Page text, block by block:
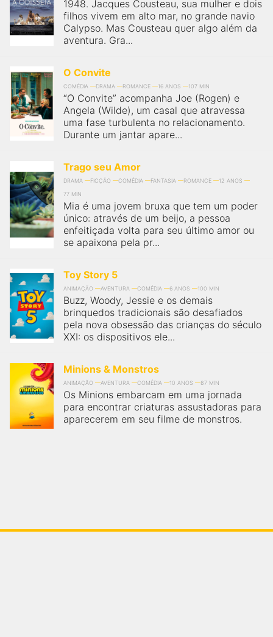
1948. Jacques Cousteau, sua mulher e dois
filhos vivem em alto mar, no grande navio
Calypso. Mas Cousteau quer algo além da
aventura. Gra...
O Convite
COMÉDIA DRAMA ROMANCE 16 ANOS 107 MIN
“O Convite” acompanha Joe (Rogen) e
Angela (Wilde), um casal que atravessa
uma fase turbulenta no relacionamento.
Durante um jantar apare...
Trago seu Amor
DRAMA FICÇÃO COMÉDIA FANTASIA ROMANCE
12 ANOS
77 MIN
Mia é uma jovem bruxa que tem um poder
único: através de um beijo, a pessoa
enfeitiçada volta para seu último amor ou
se apaixona pela pr...
Toy Story 5
ANIMAÇÃO AVENTURA COMÉDIA 6 ANOS 100 MIN
Buzz, Woody, Jessie e os demais
brinquedos tradicionais são desafiados
pela nova obsessão das crianças do século
XXI: os dispositivos ele...
Minions & Monstros
ANIMAÇÃO AVENTURA COMÉDIA 10 ANOS 87 MIN
Os Minions embarcam em uma jornada
para encontrar criaturas assustadoras para
aparecerem em seu filme de monstros.